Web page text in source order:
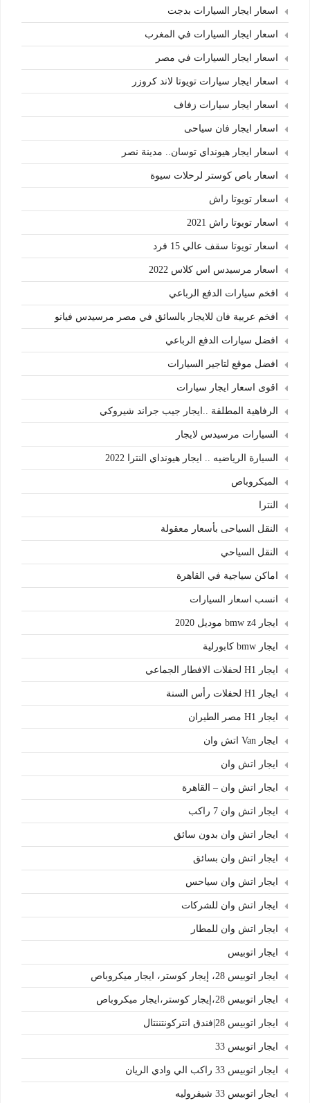
اسعار ايجار السيارات بدجت
اسعار ايجار السيارات في المغرب
اسعار ايجار السيارات في مصر
اسعار ايجار سيارات تويوتا لاند كروزر
اسعار ايجار سيارات زفاف
اسعار ايجار فان سياحى
اسعار ايجار هيونداي توسان.. مدينة نصر
اسعار باص كوستر لرحلات سيوة
اسعار تويوتا راش
اسعار تويوتا راش 2021
اسعار تويوتا سقف عالي 15 فرد
اسعار مرسيدس اس كلاس 2022
افخم سيارات الدفع الرباعي
افخم عربية فان للايجار بالسائق في مصر مرسيدس فيانو
افضل سيارات الدفع الرباعي
افضل موقع لتاجير السيارات
اقوى اسعار ايجار سيارات
الرفاهية المطلقة ..ايجار جيب جراند شيروكي
السيارات مرسيدس لايجار
السيارة الرياضيه .. ايجار هيونداي النترا 2022
الميكروباص
النترا
النقل السياحى بأسعار معقولة
النقل السياحي
اماكن سياجية في القاهرة
انسب اسعار السيارات
ايجار bmw z4 موديل 2020
ايجار bmw كابورلية
ايجار H1 لحفلات الافطار الجماعي
ايجار H1 لحفلات رأس السنة
ايجار H1 مصر الطيران
ايجار Van اتش وان
ايجار اتش وان
ايجار اتش وان – القاهرة
ايجار اتش وان 7 راكب
ايجار اتش وان بدون سائق
ايجار اتش وان بسائق
ايجار اتش وان سياحس
ايجار اتش وان للشركات
ايجار اتش وان للمطار
ايجار اتوبيس
ايجار اتوبيس 28، إيجار كوستر، ايجار ميكروباص
ايجار اتوبيس 28،إيجار كوستر،ايجار ميكروباص
ايجار اتوبيس 28|فندق انتركونتننتال
ايجار اتوبيس 33
ايجار اتوبيس 33 راكب الي وادي الريان
ايجار اتوبيس 33 شيفروليه